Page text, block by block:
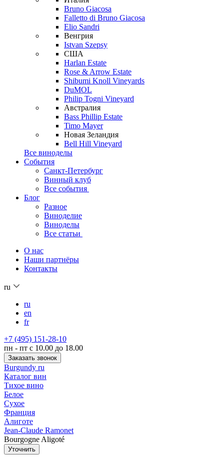
Bruno Giacosa
Falletto di Bruno Giacosa
Elio Sandri
Венгрия
Istvan Szepsy
США
Harlan Estate
Rose & Arrow Estate
Shibumi Knoll Vineyards
DuMOL
Philip Togni Vineyard
Австралия
Bass Phillip Estate
Timo Mayer
Новая Зеландия
Bell Hill Vineyard
Все виноделы
События
Санкт-Петербург
Винный клуб
Все события
Блог
Разное
Виноделие
Виноделы
Все статьи
О нас
Наши партнёры
Контакты
ru
ru
en
fr
+7 (495) 151-28-10
пн - пт с 10.00 до 18.00
Заказать звонок
Burgundy ru
Каталог вин
Тихое вино
Белое
Сухое
Франция
Алиготе
Jean-Claude Ramonet
Bourgogne Aligoté
Уточнить